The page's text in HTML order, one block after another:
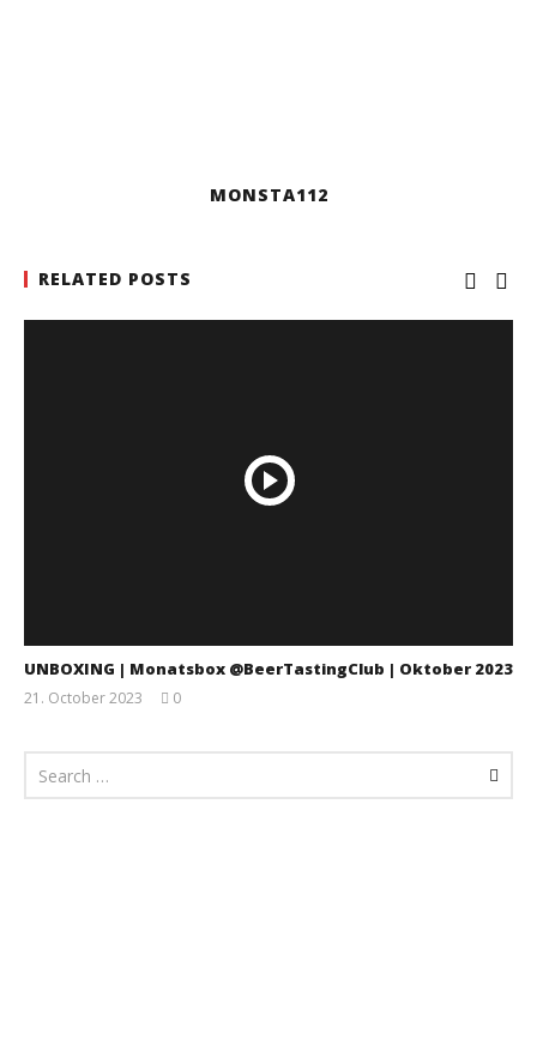
MONSTA112
RELATED POSTS
UNBOXING | Monatsbox @BeerTastingClub | Oktober 2023
21. October 2023
0